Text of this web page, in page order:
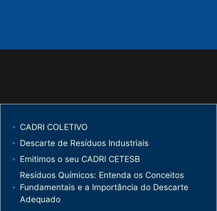
CADRI COLETIVO
Descarte de Resíduos Industriais
Emitimos o seu CADRI CETESB
Resíduos Químicos: Entenda os Conceitos
Fundamentais e a Importância do Descarte
Adequado